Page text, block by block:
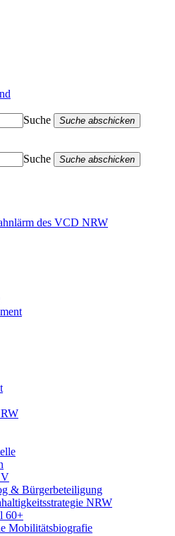
Suche
Suche abschicken
Suche
Suche abschicken
des VCD NRW
& Bürgerbeteiligung
NRW
60+
Mobilitätsbiografie